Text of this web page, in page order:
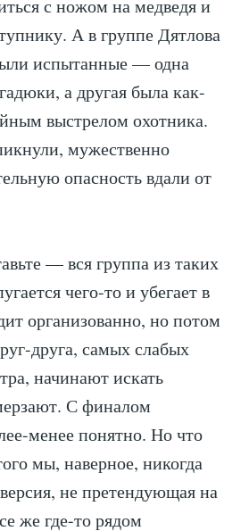
с ножом на медведя и
А в группе Дятлова
испытанные — одна
а другая была как-
выстрелом охотника.
мужественно
опасность вдали от
— вся группа из таких
чего-то и убегает в
организованно, но потом
друга, самых слабых
начинают искать
С финалом
менее понятно. Но что
мы, наверное, никогда
не претендующая на
же где-то рядом